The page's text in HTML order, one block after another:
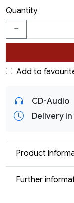
Quantity
Add to
CD-Audio
Delivery
Product
Further